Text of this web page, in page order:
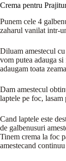
Crema pentru
Punem cele 4
zaharul vanilat intr-
Diluam amestecul
vom putea adauga
adaugam toata
Dam amestecul
laptele pe foc,
Cand laptele este
de galbenusuri
Tinem crema la foc
amestecand